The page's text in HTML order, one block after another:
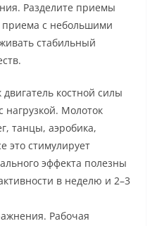
Разделите приемы
с небольшими
стабильный
костной силы
Молоток
танцы, аэробика,
это стимулирует
эффекта полезны
в неделю и 2–3
Рабочая